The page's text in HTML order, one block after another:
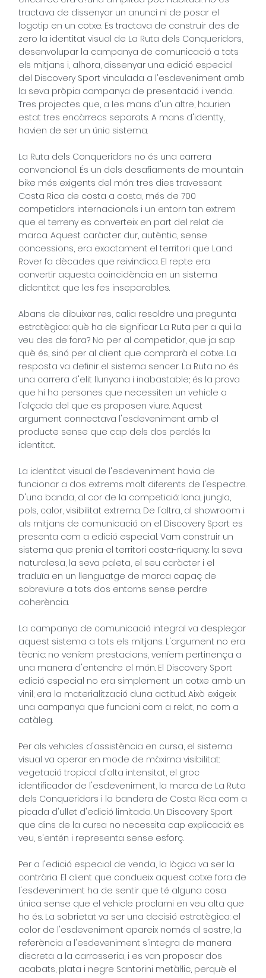
tractava de dissenyar un anunci ni de posar el
logotip en un cotxe. Es tractava de construir des de
zero la identitat visual de La Ruta dels Conqueridors,
desenvolupar la campanya de comunicació a tots
els mitjans i, alhora, dissenyar una edició especial
del Discovery Sport vinculada a l'esdeveniment amb
la seva pròpia campanya de presentació i venda.
Tres projectes que, a les mans d'un altre, haurien
estat tres encàrrecs separats. A mans d'identty,
havien de ser un únic sistema.
La Ruta dels Conqueridors no és una carrera
convencional. És un dels desafiaments de mountain
bike més exigents del món: tres dies travessant
Costa Rica de costa a costa, més de 700
competidors internacionals i un entorn tan extrem
que el terreny es converteix en part del relat de
marca. Aquest caràcter: dur, autèntic, sense
concessions, era exactament el territori que Land
Rover fa dècades que reivindica. El repte era
convertir aquesta coincidència en un sistema
didentitat que les fes inseparables.
Abans de dibuixar res, calia resoldre una pregunta
estratègica: què ha de significar La Ruta per a qui la
veu des de fora? No per al competidor, que ja sap
què és, sinó per al client que comprarà el cotxe. La
resposta va definir el sistema sencer. La Ruta no és
una carrera d'elit llunyana i inabastable; és la prova
que hi ha persones que necessiten un vehicle a
l'alçada del que es proposen viure. Aquest
argument connectava l'esdeveniment amb el
producte sense que cap dels dos perdés la
identitat.
La identitat visual de l'esdeveniment havia de
funcionar a dos extrems molt diferents de l'espectre.
D'una banda, al cor de la competició: lona, jungla,
pols, calor, visibilitat extrema. De l'altra, al showroom i
als mitjans de comunicació on el Discovery Sport es
presenta com a edició especial. Vam construir un
sistema que prenia el territori costa-riqueny: la seva
naturalesa, la seva paleta, el seu caràcter i el
traduïa en un llenguatge de marca capaç de
sobreviure a tots dos entorns sense perdre
coherència.
La campanya de comunicació integral va desplegar
aquest sistema a tots els mitjans. L'argument no era
tècnic: no veníem prestacions, veníem pertinença a
una manera d'entendre el món. El Discovery Sport
edició especial no era simplement un cotxe amb un
vinil; era la materialització duna actitud. Això exigeix
una campanya que funcioni com a relat, no com a
catàleg.
Per als vehicles d'assistència en cursa, el sistema
visual va operar en mode de màxima visibilitat:
vegetació tropical d'alta intensitat, el groc
identificador de l'esdeveniment, la marca de La Ruta
dels Conqueridors i la bandera de Costa Rica com a
picada d'ullet d'edició limitada. Un Discovery Sport
que dins de la cursa no necessita cap explicació: es
veu, s'entén i representa sense esforç.
Per a l'edició especial de venda, la lògica va ser la
contrària. El client que condueix aquest cotxe fora de
l'esdeveniment ha de sentir que té alguna cosa
única sense que el vehicle proclami en veu alta que
ho és. La sobrietat va ser una decisió estratègica: el
color de l'esdeveniment apareix només al sostre, la
referència a l'esdeveniment s'integra de manera
discreta a la carrosseria, i es van proposar dos
acabats, plata i negre Santorini metàl·lic, perquè el